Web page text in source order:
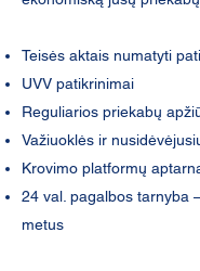
Teisės aktais numatyti
UVV patikrinimai
Reguliarios priekabų
Važiuoklės ir
Krovimo platformų
24 val. pagalbos tarnyba
metus